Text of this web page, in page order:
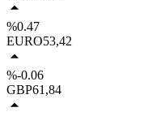
%0.47
EURO53,42
%-0.06
GBP61,84